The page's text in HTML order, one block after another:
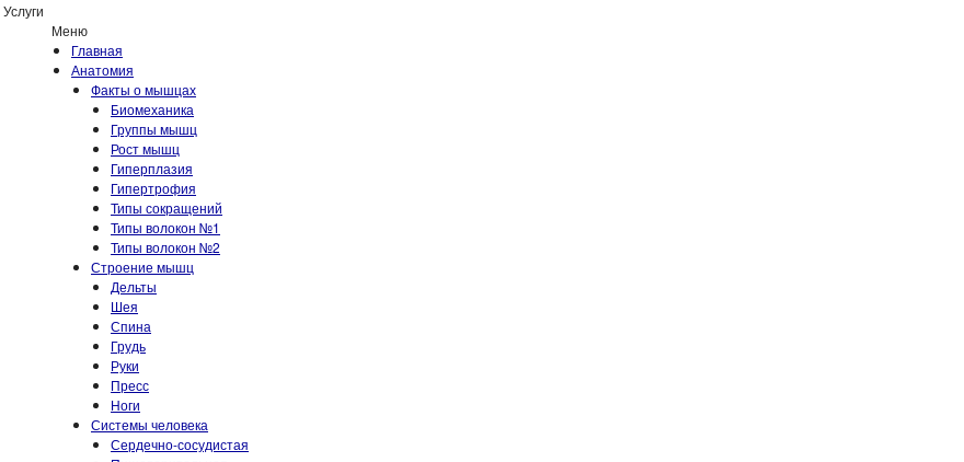
Услуги
Меню
Главная
Анатомия
Факты о мышцах
Биомеханика
Группы мышц
Рост мышц
Гиперплазия
Гипертрофия
Типы сокращений
Типы волокон №1
Типы волокон №2
Строение мышц
Дельты
Шея
Спина
Грудь
Руки
Пресс
Ноги
Системы человека
Сердечно-сосудистая